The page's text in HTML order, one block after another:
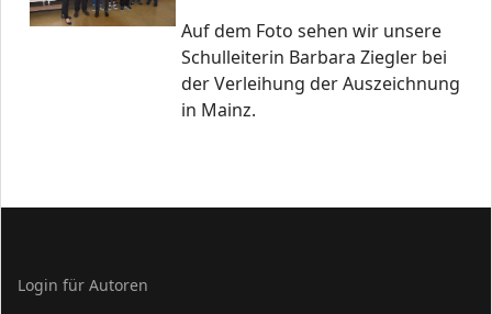
Auf dem Foto sehen wir unsere
Schulleiterin Barbara Ziegler bei
der Verleihung der Auszeichnung
in Mainz.
Login für Autoren